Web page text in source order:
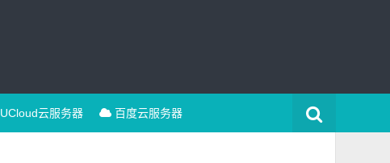
UCloud云服务器 百度云服务器